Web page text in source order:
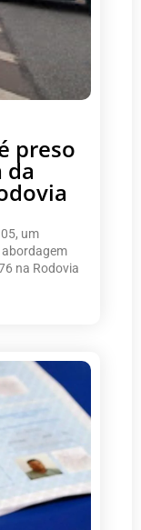
preso
da
um
abordagem
na Rodovia